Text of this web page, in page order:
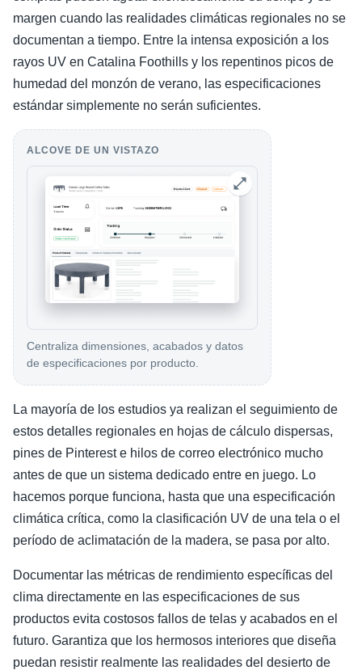
margen cuando las realidades climáticas regionales no se
documentan a tiempo. Entre la intensa exposición a los
rayos UV en Catalina Foothills y los repentinos picos de
humedad del monzón de verano, las especificaciones
estándar simplemente no serán suficientes.
ALCOVE DE UN VISTAZO
Centraliza dimensiones, acabados y datos
de especificaciones por producto.
La mayoría de los estudios ya realizan el seguimiento de
estos detalles regionales en hojas de cálculo dispersas,
pines de Pinterest e hilos de correo electrónico mucho
antes de que un sistema dedicado entre en juego. Lo
hacemos porque funciona, hasta que una especificación
climática crítica, como la clasificación UV de una tela o el
período de aclimatación de la madera, se pasa por alto.
Documentar las métricas de rendimiento específicas del
clima directamente en las especificaciones de sus
productos evita costosos fallos de telas y acabados en el
futuro. Garantiza que los hermosos interiores que diseña
puedan resistir realmente las realidades del desierto de